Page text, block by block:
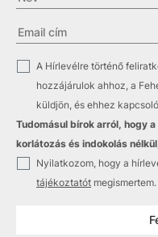
A Hírlevélre történő
hozzájárulok ahhoz, a
küldjön, és ehhez
Tudomásul bírok arról, hogy
korlátozás és indokolás
Nyilatkozom, hogy a
tájékoztatót megismertem.